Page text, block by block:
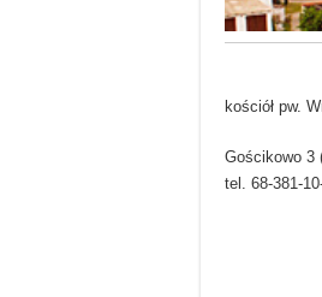
kościół pw.
Gościkowo 3
tel. 68-381-